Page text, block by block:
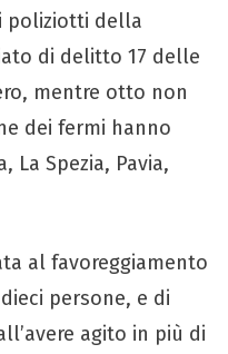
i poliziotti della
di delitto 17 delle
mentre otto non
dei fermi hanno
La Spezia, Pavia,
al favoreggiamento
persone, e di
agito in più di